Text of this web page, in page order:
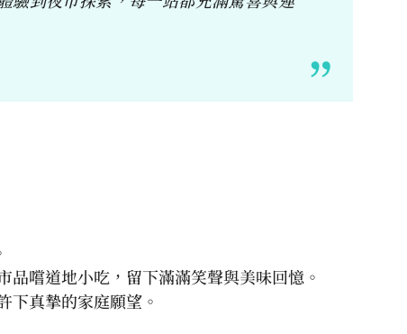
嚐道地小吃，留下滿滿笑聲與美味回憶。
下真摯的家庭願望。